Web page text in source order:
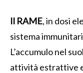
Il RAME, in dosi
sistema
L’accumulo nel
attività estrattive